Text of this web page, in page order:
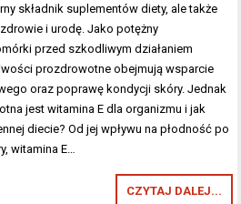
składnik suplementów diety, ale także
i urodę. Jako potężny
przed szkodliwym działaniem
prozdrowotne obejmują wsparcie
oraz poprawę kondycji skóry. Jednak
jest witamina E dla organizmu i jak
diecie? Od jej wpływu na płodność po
witamina E…
CZYTAJ DALEJ...